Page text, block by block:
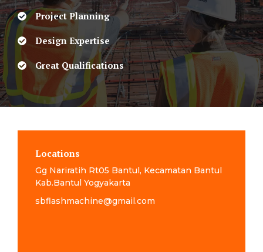
Project Planning
Design Expertise
Great Qualifications
Locations
Gg Nariratih Rt05 Bantul, Kecamatan Bantul
Kab.Bantul Yogyakarta
sbflashmachine@gmail.com